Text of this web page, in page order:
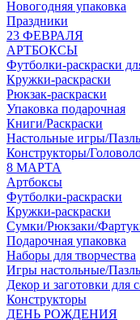
Новогодняя упаковка
Праздники
23 ФЕВРАЛЯ
АРТБОКСЫ
Футболки-раскраски
Кружки-раскраски
Рюкзак-раскраски
Упаковка подарочная
Книги/Раскраски
Настольные игры/
Конструкторы/
8 МАРТА
Артбоксы
Футболки-раскраски
Кружки-раскраски
Сумки/Рюкзаки/
Подарочная упаковка
Наборы для творчества
Игры настольные/
Декор и заготовки для
Конструкторы
ДЕНЬ РОЖДЕНИЯ